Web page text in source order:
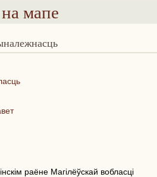
на мапе
раёне Магілёўскай вобласці